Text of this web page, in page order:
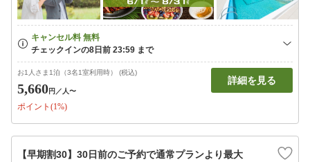
お1人さま1泊（3名1室利用時） (税込)
5,660円 ／人〜
ポイント(1%)
詳細を見る
【早期割30】30日前のご予約で通常プランより最大